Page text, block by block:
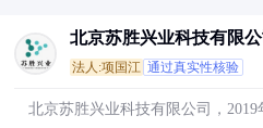
北京苏胜兴业科技有限公
法人:项国江 通过真实性核验
北京苏胜兴业科技有限公司，